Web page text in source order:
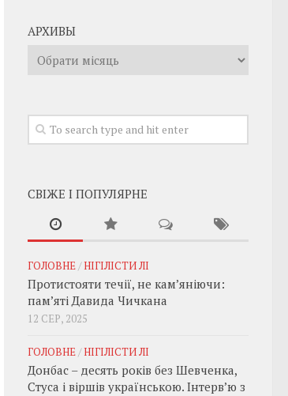
АРХИВЫ
Архивы
СВІЖЕ І ПОПУЛЯРНЕ
ГОЛОВНЕ/НІГІЛІСТИ ЛІ
Протистояти течії, не кам’яніючи:
пам’яті Давида Чичкана
12 СЕР, 2025
ГОЛОВНЕ/НІГІЛІСТИ ЛІ
Донбас – десять років без Шевченка,
Стуса і віршів українською. Інтерв’ю з